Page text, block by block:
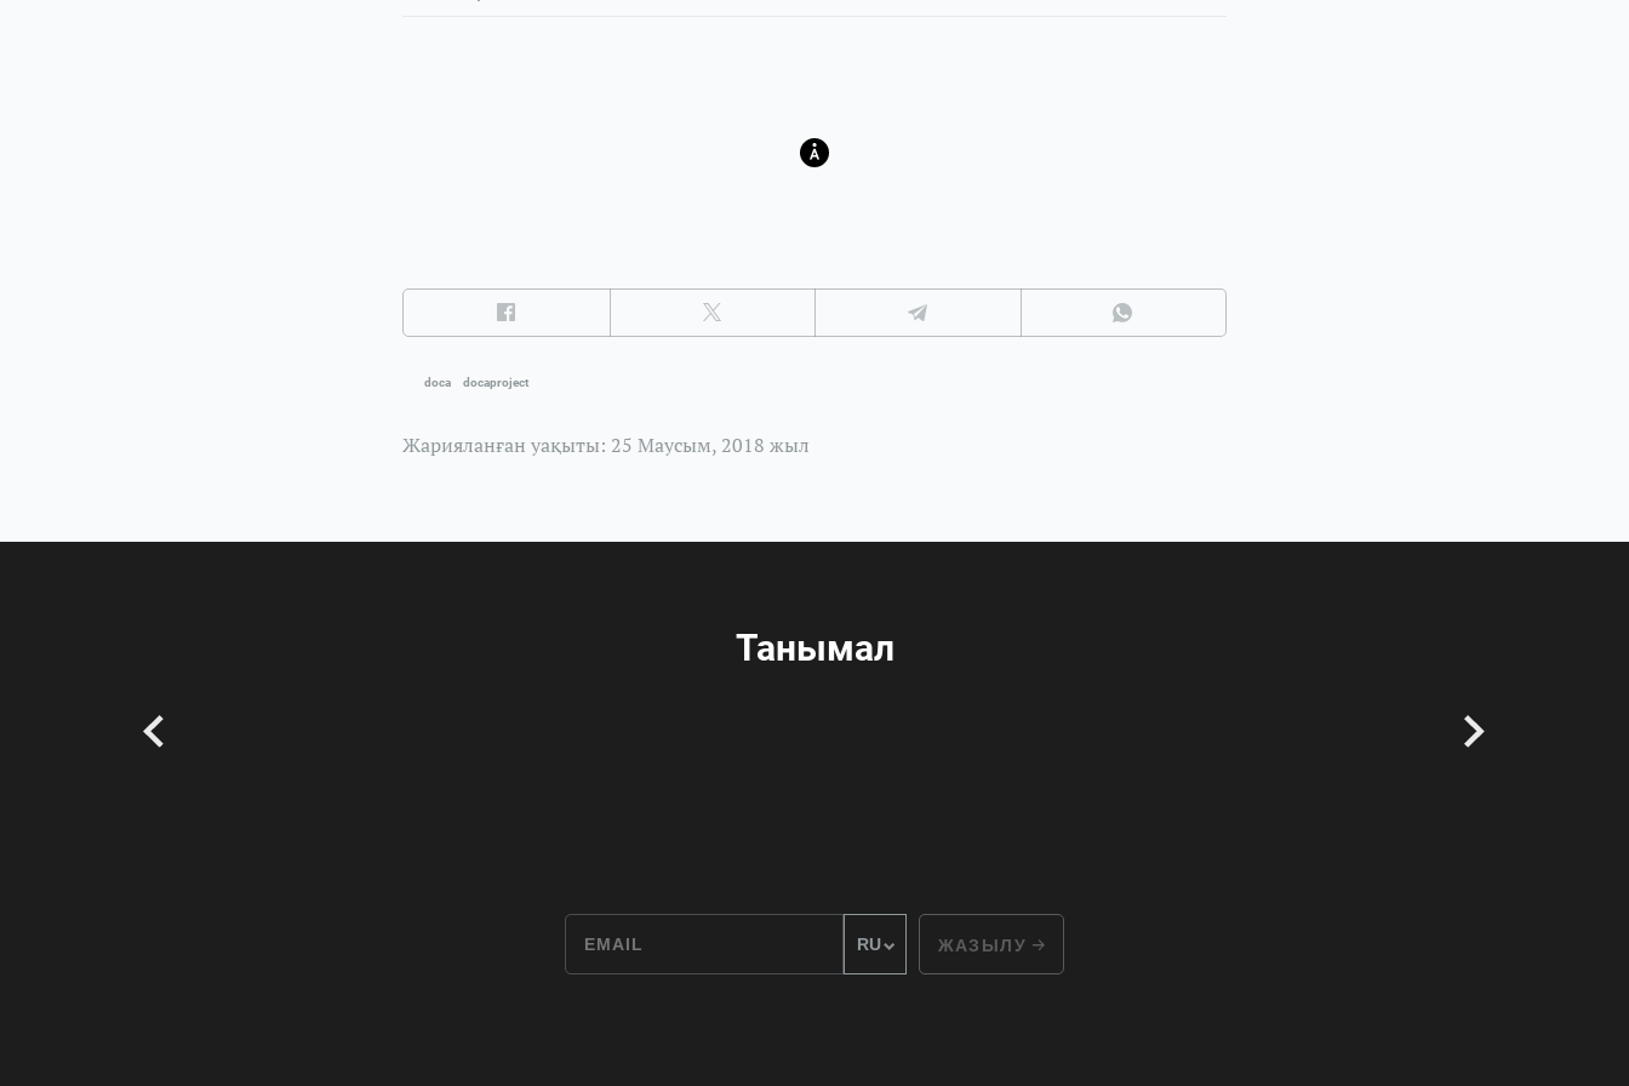
doca docaproject
Жарияланған уақыты: 25 Маусым, 2018 жыл
Танымал
ЖАЗЫЛУ